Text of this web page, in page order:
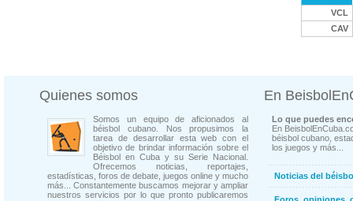
VCL
CAV
Quienes somos
Somos un equipo de aficionados al
béisbol cubano. Nos propusimos la
tarea de desarrollar esta web con el
objetivo de brindar información sobre el
Béisbol en Cuba y su Serie Nacional.
Ofrecemos noticias, reportajes,
estadísticas, foros de debate, juegos online y mucho
más... Constantemente buscamos mejorar y ampliar
nuestros servicios por lo que pronto publicaremos
En
Lo que puedes
En
béisbol cubano,
los juegos y más...
Noticias del